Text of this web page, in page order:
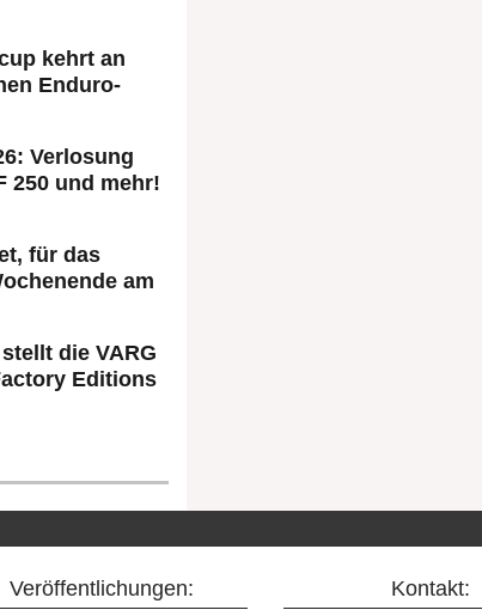
kehrt an
Enduro-
Verlosung
250 und mehr!
für das
am
die VARG
Editions
Veröffentlichungen: Kontakt: